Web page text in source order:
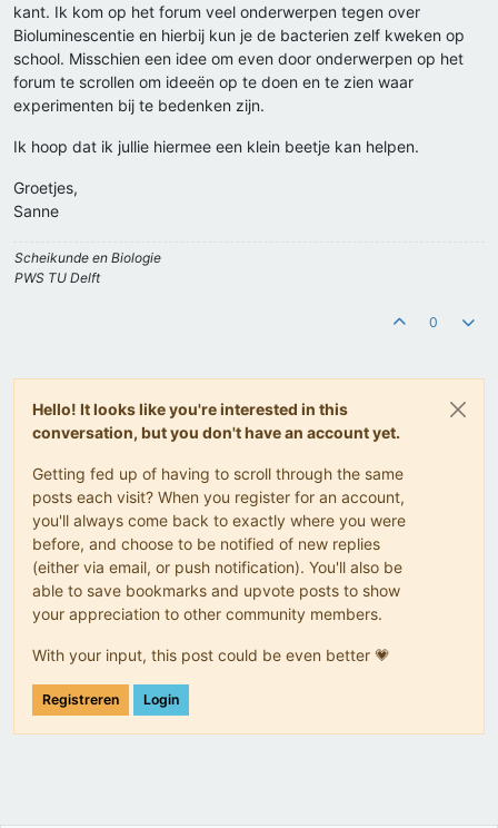
kant. Ik kom op het forum veel onderwerpen tegen over
Bioluminescentie en hierbij kun je de bacterien zelf kweken op
school. Misschien een idee om even door onderwerpen op het
forum te scrollen om ideeën op te doen en te zien waar
experimenten bij te bedenken zijn.
Ik hoop dat ik jullie hiermee een klein beetje kan helpen.
Groetjes,
Sanne
Scheikunde en Biologie
PWS TU Delft
0
Hello! It looks like you're interested in this
conversation, but you don't have an account yet.
Getting fed up of having to scroll through the same
posts each visit? When you register for an account,
you'll always come back to exactly where you were
before, and choose to be notified of new replies
(either via email, or push notification). You'll also be
able to save bookmarks and upvote posts to show
your appreciation to other community members.
With your input, this post could be even better 💗
Registreren Login